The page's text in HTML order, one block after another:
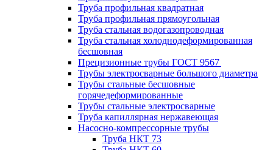
Труба профильная квадратная
Труба профильная прямоугольная
Труба стальная водогазопроводная
Труба стальная холоднодеформированная
бесшовная
Прецизионные трубы ГОСТ 9567
Трубы электросварные большого диаметра
Трубы стальные бесшовные
горячедеформированные
Трубы стальные электросварные
Труба капиллярная нержавеющая
Насосно-компрессорные трубы
Труба НКТ 73